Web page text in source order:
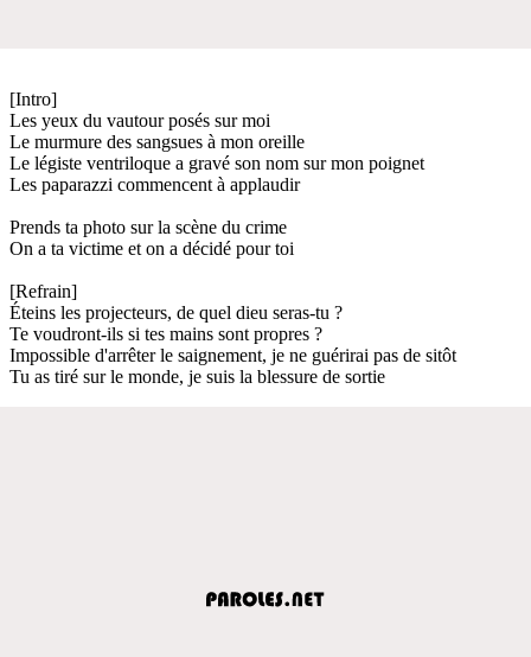
[Intro]
Les yeux du vautour posés sur moi
Le murmure des sangsues à mon oreille
Le légiste ventriloque a gravé son nom sur mon poignet
Les paparazzi commencent à applaudir
Prends ta photo sur la scène du crime
On a ta victime et on a décidé pour toi
[Refrain]
Éteins les projecteurs, de quel dieu seras-tu ?
Te voudront-ils si tes mains sont propres ?
Impossible d'arrêter le saignement, je ne guérirai pas de sitôt
Tu as tiré sur le monde, je suis la blessure de sortie